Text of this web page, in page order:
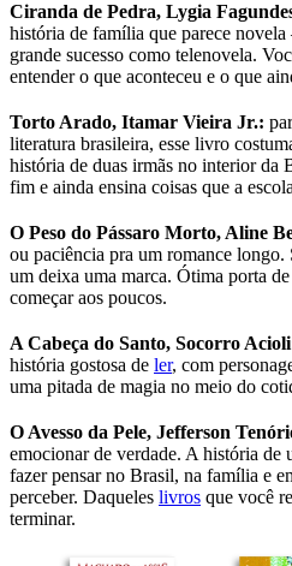
Ciranda de Pedra, Lygia
história de família que parece
grande sucesso como telenovela.
entender o que aconteceu e o que
Torto Arado, Itamar Vieira Jr.:
literatura brasileira, esse livro
história de duas irmãs no interior da
fim e ainda ensina coisas que a
O Peso do Pássaro Morto, Aline
ou paciência pra um romance longo.
um deixa uma marca. Ótima porta
começar aos poucos.
A Cabeça do Santo, Socorro
história gostosa de ler, com
uma pitada de magia no meio do
O Avesso da Pele, Jefferson
emocionar de verdade. A história
fazer pensar no Brasil, na família e
perceber. Daqueles livros que você
terminar.